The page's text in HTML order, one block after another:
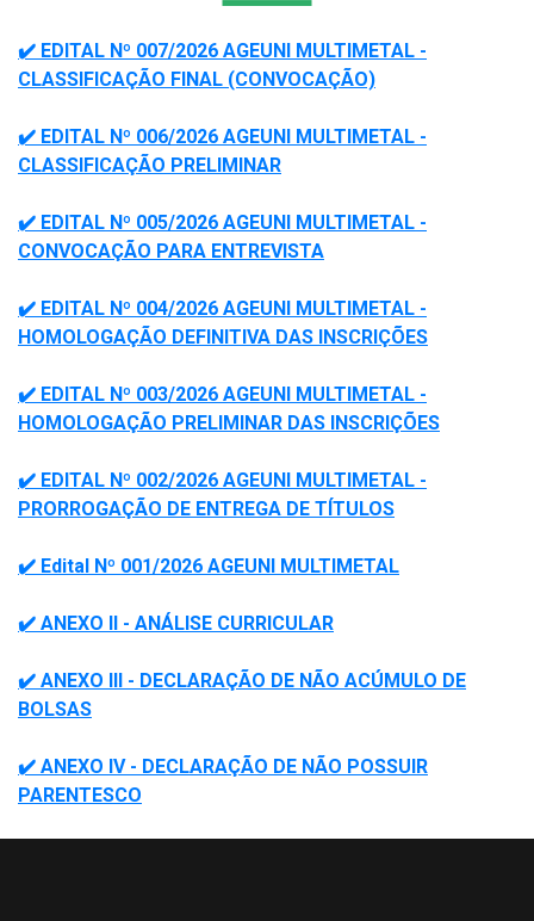
✔️ EDITAL Nº 007/2026 AGEUNI MULTIMETAL -
CLASSIFICAÇÃO FINAL (CONVOCAÇÃO)
✔️ EDITAL Nº 006/2026 AGEUNI MULTIMETAL -
CLASSIFICAÇÃO PRELIMINAR
✔️ EDITAL Nº 005/2026 AGEUNI MULTIMETAL -
CONVOCAÇÃO PARA ENTREVISTA
✔️ EDITAL Nº 004/2026 AGEUNI MULTIMETAL -
HOMOLOGAÇÃO DEFINITIVA DAS INSCRIÇÕES
✔️ EDITAL Nº 003/2026 AGEUNI MULTIMETAL -
HOMOLOGAÇÃO PRELIMINAR DAS INSCRIÇÕES
✔️ EDITAL Nº 002/2026 AGEUNI MULTIMETAL -
PRORROGAÇÃO DE ENTREGA DE TÍTULOS
✔️ Edital Nº 001/2026 AGEUNI MULTIMETAL
✔️ ANEXO II - ANÁLISE CURRICULAR
✔️ ANEXO III - DECLARAÇÃO DE NÃO ACÚMULO DE
BOLSAS
✔️ ANEXO IV - DECLARAÇÃO DE NÃO POSSUIR
PARENTESCO